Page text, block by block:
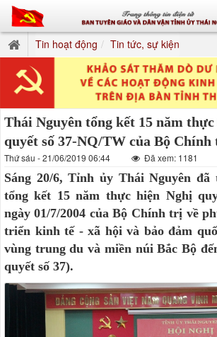
Tin hoạt động Tin tức, sự kiện
Thái Nguyên tổng kết 15 năm
quyết số 37-NQ/TW của Bộ
Thứ sáu - 21/06/2019 06:44 Đã xem: 1181
Sáng 20/6, Tỉnh ủy Thái Nguyên
tổng kết 15 năm thực hiện Nghị
ngày 01/7/2004 của Bộ Chính trị về
triển kinh tế - xã hội và bảo đảm
vùng trung du và miền núi Bắc Bộ
quyết số 37).